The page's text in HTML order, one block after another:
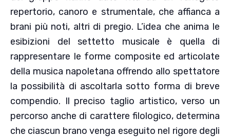
repertorio, canoro e strumentale, che affianca a
brani più noti, altri di pregio. L’idea che anima le
esibizioni del settetto musicale è quella di
rappresentare le forme composite ed articolate
della musica napoletana offrendo allo spettatore
la possibilità di ascoltarla sotto forma di breve
compendio. Il preciso taglio artistico, verso un
percorso anche di carattere filologico, determina
che ciascun brano venga eseguito nel rigore degli